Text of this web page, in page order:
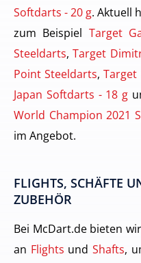
Softdarts - 20 g. Aktuell
zum Beispiel Target
Steeldarts,Target
Point Steeldarts, Target
Japan Softdarts - 18 g
World Champion 2021
im Angebot.
FLIGHTS, SCHÄFTE
ZUBEHÖR
Bei McDart.de bieten
an Flights undShafts,